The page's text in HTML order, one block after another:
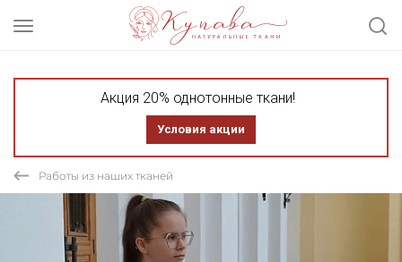
Акция 20% однотонные ткани!
Условия акции
Работы из наших тканей